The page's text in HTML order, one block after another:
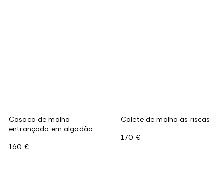
Casaco de malha
entrançada em algodão
160 €
Colete de malha às riscas
170 €